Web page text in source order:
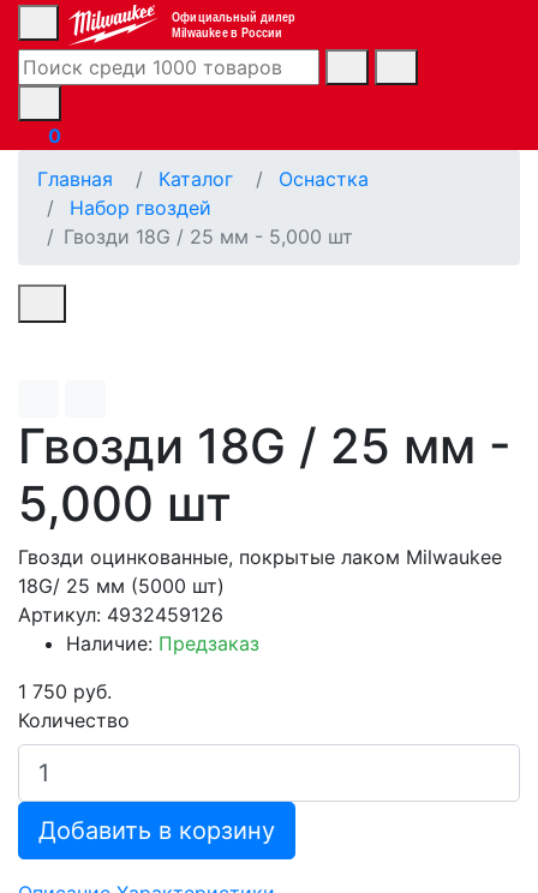
Официальный дилер
Milwaukee в России
0
Главная
Каталог
Оснастка
Набор гвоздей
Гвозди 18G / 25 мм - 5,000 шт
Гвозди 18G / 25 мм -
5,000 шт
Гвозди оцинкованные, покрытые лаком Milwaukee
18G/ 25 мм (5000 шт)
Артикул: 4932459126
Наличие: Предзаказ
1 750 руб.
Количество
Добавить в корзину